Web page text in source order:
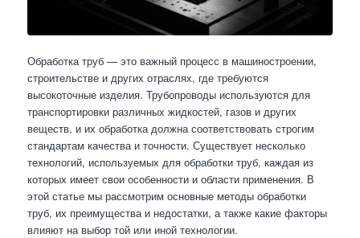
Обработка труб — это важный процесс в машиностроении,
строительстве и других отраслях, где требуются
высокоточные изделия. Трубопроводы используются для
транспортировки различных жидкостей, газов и других
веществ, и их обработка должна соответствовать строгим
стандартам качества и точности. Существует несколько
технологий, используемых для обработки труб, каждая из
которых имеет свои особенности и области применения. В
этой статье мы рассмотрим основные методы обработки
труб, их преимущества и недостатки, а также какие факторы
влияют на выбор той или иной технологии.